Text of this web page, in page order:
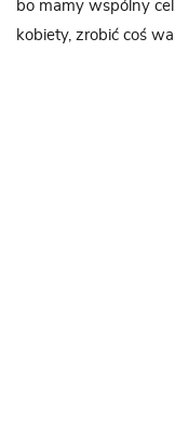
bo mamy wspólny
kobiety, zrobić coś